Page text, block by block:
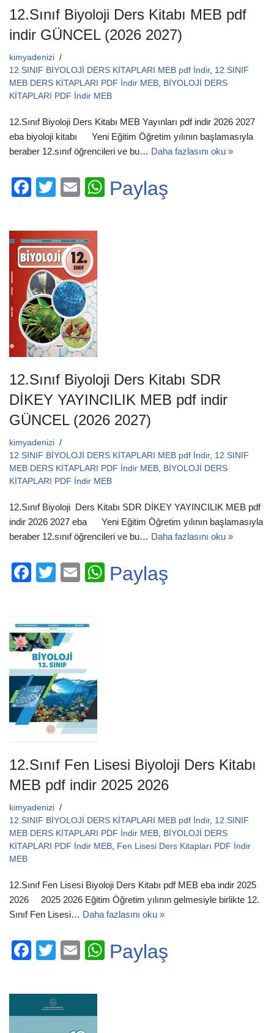
12.Sınıf Biyoloji Ders Kitabı MEB pdf
indir GÜNCEL (2026 2027)
kimyadenizi
12.SINIF BİYOLOJİ DERS KİTAPLARI MEB pdf İndir, 12.SINIF
MEB DERS KİTAPLARI PDF İndir MEB
BİYOLOJİ DERS
KİTAPLARI PDF İndir MEB
12.Sınıf Biyoloji Ders Kitabı MEB Yayınları pdf indir 2026 2027
eba biyoloji kitabı Yeni Eğitim Öğretim yılının başlamasıyla
beraber 12.sınıf öğrencileri ve bu… Daha fazlasını oku »
F
c
e
b
o
o
k
T
tt
er
E
ail
W
Paylaş
12.Sınıf Biyoloji Ders Kitabı SDR
DİKEY YAYINCILIK MEB pdf indir
GÜNCEL (2026 2027)
kimyadenizi
12.SINIF BİYOLOJİ DERS KİTAPLARI MEB pdf İndir, 12.SINIF
MEB DERS KİTAPLARI PDF İndir MEB
BİYOLOJİ DERS
KİTAPLARI PDF İndir MEB
12.Sınıf Biyoloji Ders Kitabı SDR DİKEY YAYINCILIK MEB pdf
indir 2026 2027 eba Yeni Eğitim Öğretim yılının başlamasıyla
beraber 12.sınıf öğrencileri ve bu… Daha fazlasını oku »
F
e
b
o
o
k
T
er
E
W
Paylaş
12.Sınıf Fen Lisesi Biyoloji Ders Kitabı
MEB pdf indir 2025 2026
kimyadenizi
12.SINIF BİYOLOJİ DERS KİTAPLARI MEB pdf İndir, 12.SINIF
MEB DERS KİTAPLARI PDF İndir MEB
BİYOLOJİ DERS
KİTAPLARI PDF İndir MEB
Fen Lisesi Ders Kitapları PDF İndir
MEB
12.Sınıf Fen Lisesi Biyoloji Ders Kitabı pdf MEB eba indir 2025
2026 2025 2026 Eğitim Öğretim yılının gelmesiyle birlikte 12.
Sınıf Fen Lisesi… Daha fazlasını oku »
F
c
e
T
tt
er
E
ail
W
Paylaş